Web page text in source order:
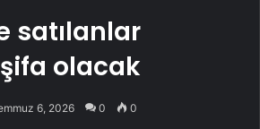
satılanlar
olacak
6, 2026 0 0